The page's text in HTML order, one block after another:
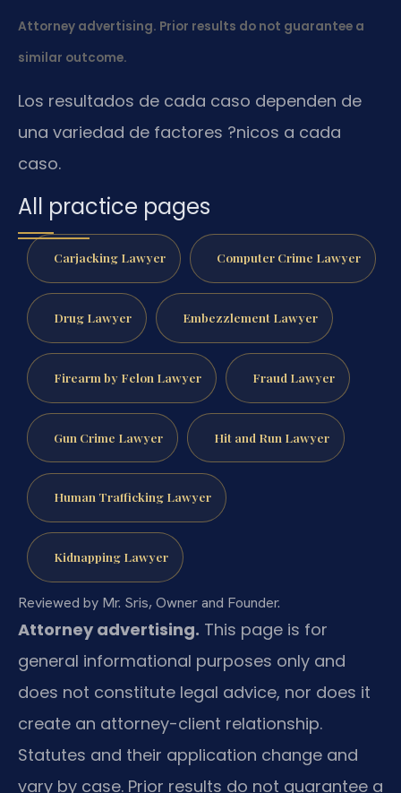
Attorney advertising. Prior results do not guarantee a
similar outcome.
Los resultados de cada caso dependen de
una variedad de factores ?nicos a cada
caso.
All practice pages
Carjacking Lawyer Computer Crime Lawyer
Drug Lawyer Embezzlement Lawyer
Firearm by Felon Lawyer Fraud Lawyer
Gun Crime Lawyer Hit and Run Lawyer
Human Trafficking Lawyer
Kidnapping Lawyer
Reviewed by Mr. Sris, Owner and Founder.
Attorney advertising. This page is for
general informational purposes only and
does not constitute legal advice, nor does it
create an attorney-client relationship.
Statutes and their application change and
vary by case. Prior results do not guarantee a